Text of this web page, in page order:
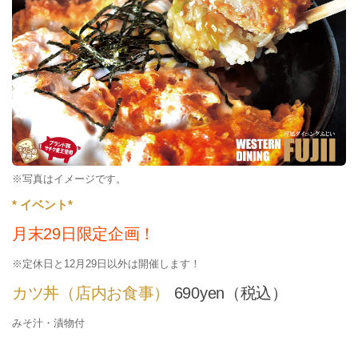
※写真はイメージです。
* イベント*
月末29日限定企画！
※定休日と12月29日以外は開催します！
カツ丼（店内お食事） 690yen（税込）
みそ汁・漬物付